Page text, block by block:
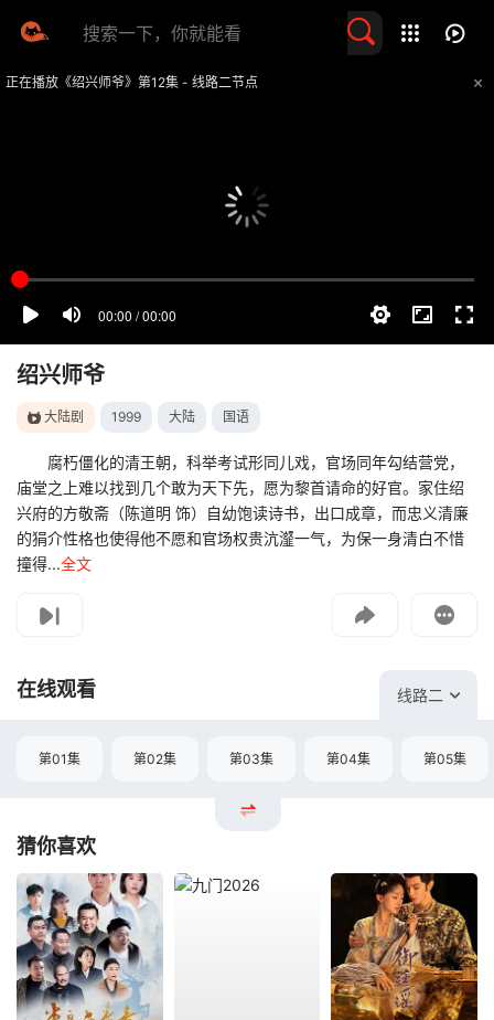
正在播放《绍兴师爷》第12集 - 线路二节点
绍兴师爷
大陆剧 1999 大陆 国语
腐朽僵化的清王朝，科举考试形同儿戏，官场同年勾结营党，
庙堂之上难以找到几个敢为天下先，愿为黎首请命的好官。家住绍
兴府的方敬斋（陈道明 饰）自幼饱读诗书，出口成章，而忠义清廉
的狷介性格也使得他不愿和官场权贵沆瀣一气，为保一身清白不惜
撞得...全文
如遇无法播放请提交给我们
在线观看 线路二
第01集 第02集 第03集 第04集 第05集
猜你喜欢